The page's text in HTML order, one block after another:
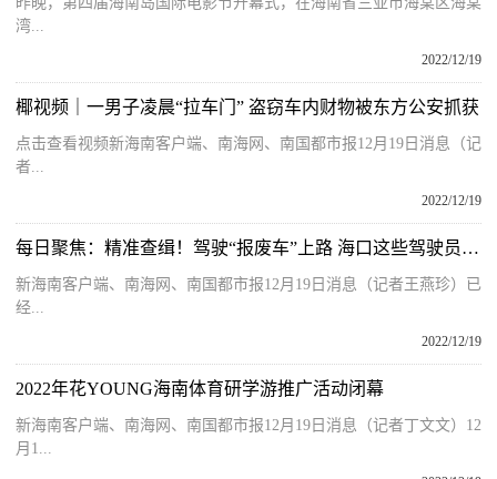
湾...
2022/12/19
椰视频｜一男子凌晨“拉车门” 盗窃车内财物被东方公安抓获
点击查看视频新海南客户端、南海网、南国都市报12月19日消息（记
者...
2022/12/19
每日聚焦：精准查缉！驾驶“报废车”上路 海口这些驾驶员被查获
新海南客户端、南海网、南国都市报12月19日消息（记者王燕珍）已
经...
2022/12/19
2022年花YOUNG海南体育研学游推广活动闭幕
新海南客户端、南海网、南国都市报12月19日消息（记者丁文文）12
月1...